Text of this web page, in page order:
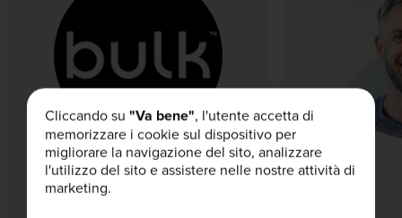
Cliccando su "Va bene", l'utente accetta di
memorizzare i cookie sul dispositivo per
migliorare la navigazione del sito, analizzare
l'utilizzo del sito e assistere nelle nostre attività di
marketing.